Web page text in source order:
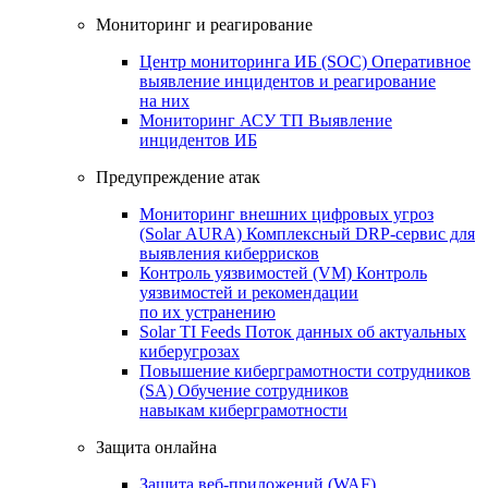
Мониторинг и реагирование
Центр мониторинга ИБ (SOC) Оперативное
выявление инцидентов и реагирование
на них
Мониторинг АСУ ТП Выявление
инцидентов ИБ
Предупреждение атак
Мониторинг внешних цифровых угроз
(Solar AURA) Комплексный DRP-сервис для
выявления киберрисков
Контроль уязвимостей (VM) Контроль
уязвимостей и рекомендации
по их устранению
Solar TI Feeds Поток данных об актуальных
киберугрозах
Повышение киберграмотности сотрудников
(SA) Обучение сотрудников
навыкам киберграмотности
Защита онлайна
Защита веб-приложений (WAF)